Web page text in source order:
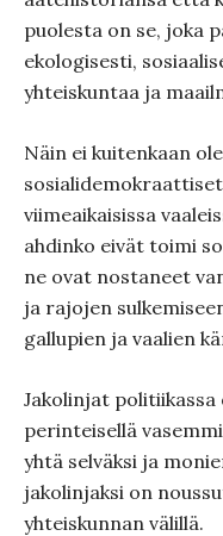
puolesta on se, joka
ekologisesti,
yhteiskuntaa ja
Näin ei kuitenkaan
viimeaikaisissa
ahdinko eivät toimi
ne ovat nostaneet
ja rajojen
gallupien ja vaalien
Jakolinjat politiikassa
perinteisellä
yhtä selväksi ja
jakolinjaksi on
yhteiskunnan välillä.